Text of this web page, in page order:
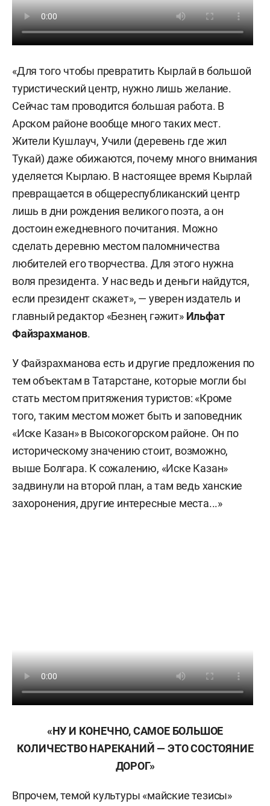
«Для того чтобы превратить Кырлай в большой
туристический центр, нужно лишь желание.
Сейчас там проводится большая работа. В
Арском районе вообще много таких мест.
Жители Кушлауч, Учили (деревень где жил
Тукай) даже обижаются, почему много внимания
уделяется Кырлаю. В настоящее время Кырлай
превращается в общереспубликанский центр
лишь в дни рождения великого поэта, а он
достоин ежедневного почитания. Можно
сделать деревню местом паломничества
любителей его творчества. Для этого нужна
воля президента. У нас ведь и деньги найдутся,
если президент скажет», — уверен издатель и
главный редактор «Безнең гәжит» Ильфат
Файзрахманов.
У Файзрахманова есть и другие предложения по
тем объектам в Татарстане, которые могли бы
стать местом притяжения туристов: «Кроме
того, таким местом может быть и заповедник
«Иске Казан» в Высокогорском районе. Он по
историческому значению стоит, возможно,
выше Болгара. К сожалению, «Иске Казан»
задвинули на второй план, а там ведь ханские
захоронения, другие интересные места...»
«НУ И КОНЕЧНО, САМОЕ БОЛЬШОЕ
КОЛИЧЕСТВО НАРЕКАНИЙ — ЭТО СОСТОЯНИЕ
ДОРОГ»
Впрочем, темой культуры «майские тезисы»